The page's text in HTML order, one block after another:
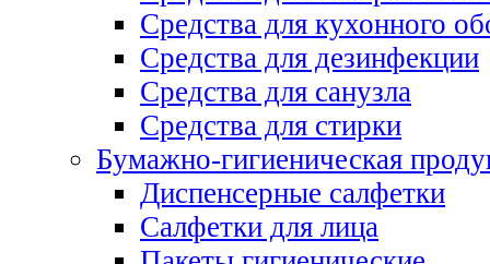
Средства для кухонного
Средства для дезинфекции
Средства для санузла
Средства для стирки
Бумажно-гигиеническая
Диспенсерные салфетки
Салфетки для лица